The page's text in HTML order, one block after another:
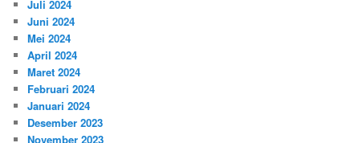
Juli 2024
Juni 2024
Mei 2024
April 2024
Maret 2024
Februari 2024
Januari 2024
Desember 2023
November 2023